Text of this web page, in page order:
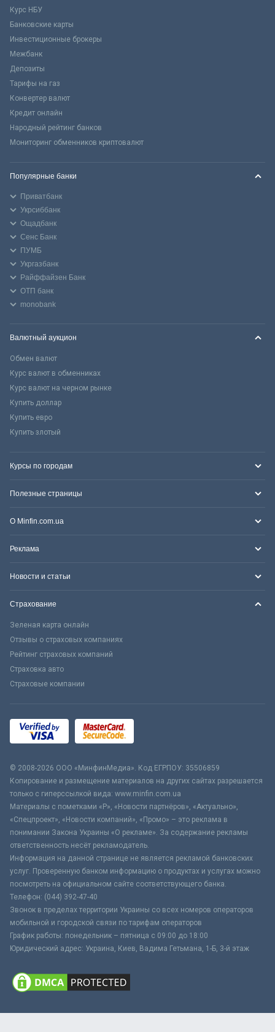
Курс НБУ
Банковские карты
Инвестиционные брокеры
Межбанк
Депозиты
Тарифы на газ
Конвертер валют
Кредит онлайн
Народный рейтинг банков
Мониторинг обменников криптовалют
Популярные банки
Приватбанк
Укрсиббанк
Ощадбанк
Сенс Банк
ПУМБ
Укргазбанк
Райффайзен Банк
ОТП банк
monobank
Валютный аукцион
Обмен валют
Курс валют в обменниках
Курс валют на черном рынке
Купить доллар
Купить евро
Купить злотый
Курсы по городам
Полезные страницы
О Minfin.com.ua
Реклама
Новости и статьи
Страхование
Зеленая карта онлайн
Отзывы о страховых компаниях
Рейтинг страховых компаний
Страховка авто
Страховые компании
© 2008-2026 ООО «МинфинМедиа». Код ЕГРПОУ: 35506859
Копирование и размещение материалов на других сайтах разрешается
только с гиперссылкой вида: www.minfin.com.ua
Материалы с пометками «Р», «Новости партнёров», «Актуально»,
«Спецпроект», «Новости компаний», «Промо» – это реклама в
понимании Закона Украины «О рекламе». За содержание рекламы
ответственность несёт рекламодатель.
Информация на данной странице не является рекламой банковских
услуг. Проверенную банком информацию о продуктах и услугах можно
посмотреть на официальном сайте соответствующего банка.
Телефон: (044) 392-47-40
Звонок в пределах территории Украины со всех номеров операторов
мобильной и городской связи по тарифам операторов
График работы: понедельник – пятница с 09:00 до 18:00
Юридический адрес: Украина, Киев, Вадима Гетьмана, 1-Б, 3-й этаж